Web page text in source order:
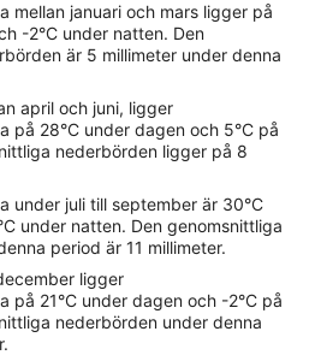
mellan januari och mars ligger på
-2°C under natten. Den
är 5 millimeter under denna
april och juni, ligger
på 28°C under dagen och 5°C på
nederbörden ligger på 8
under juli till september är 30°C
under natten. Den genomsnittliga
period är 11 millimeter.
ligger
på 21°C under dagen och -2°C på
nederbörden under denna